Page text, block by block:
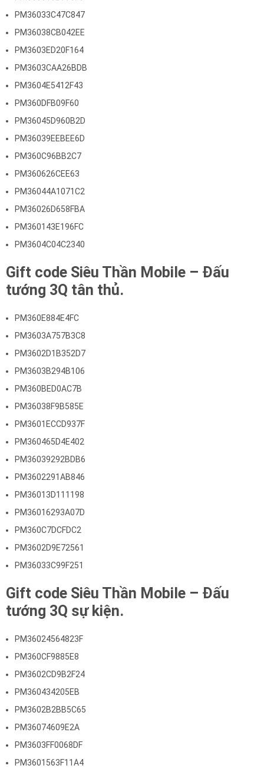
PM36033C47C847
PM36038CB042EE
PM3603ED20F164
PM3603CAA26BDB
PM3604E5412F43
PM360DFB09F60
PM36045D960B2D
PM36039EEBEE6D
PM360C96BB2C7
PM360626CEE63
PM36044A1071C2
PM36026D658FBA
PM360143E196FC
PM3604C04C2340
Gift code Siêu Thần Mobile – Đấu
tướng 3Q tân thủ.
PM360E884E4FC
PM3603A757B3C8
PM3602D1B352D7
PM3603B294B106
PM360BED0AC7B
PM36038F9B585E
PM3601ECCD937F
PM360465D4E402
PM36039292BDB6
PM3602291AB846
PM36013D111198
PM36016293A07D
PM360C7DCFDC2
PM3602D9E72561
PM36033C99F251
Gift code Siêu Thần Mobile – Đấu
tướng 3Q sự kiện.
PM36024564823F
PM360CF9885E8
PM3602CD9B2F24
PM360434205EB
PM3602B2BB5C65
PM36074609E2A
PM3603FF0068DF
PM3601563F11A4